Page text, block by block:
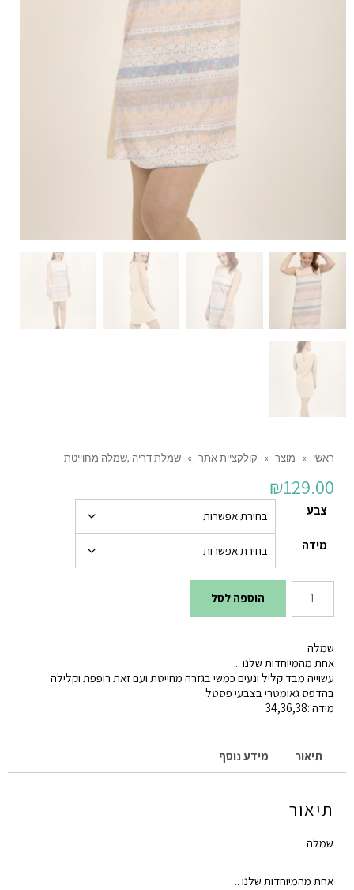
ראשי » מוצר » קולקציית אתר » שמלת דריה ,שמלה מחוייטת
₪129.00
צבע
מידה
כמות
של
דריה
,שמלה
מחוייטת
הוספה לסל
שמלה
אחת מהמיוחדות שלנו ..
עשוייה מבד קליל ונעים כמשי בגזרה מחייטת ועם זאת רופפת וקלילה
בהדפס גאומטרי בצבעי פסטל
מידה :34,36,38
תיאור מידע נוסף
תיאור
שמלה
אחת מהמיוחדות שלנו ..